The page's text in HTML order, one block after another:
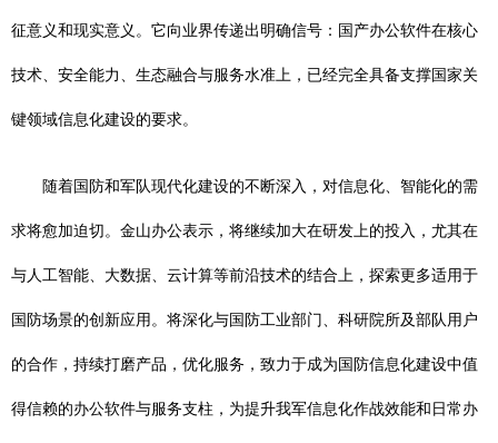
征意义和现实意义。它向业界传递出明确信号：国产办公软件在核心
技术、安全能力、生态融合与服务水准上，已经完全具备支撑国家关
键领域信息化建设的要求。
随着国防和军队现代化建设的不断深入，对信息化、智能化的需
求将愈加迫切。金山办公表示，将继续加大在研发上的投入，尤其在
与人工智能、大数据、云计算等前沿技术的结合上，探索更多适用于
国防场景的创新应用。将深化与国防工业部门、科研院所及部队用户
的合作，持续打磨产品，优化服务，致力于成为国防信息化建设中值
得信赖的办公软件与服务支柱，为提升我军信息化作战效能和日常办